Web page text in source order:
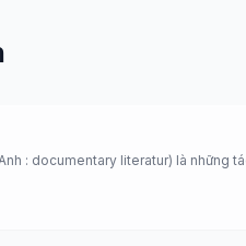
: documentary literatur) là những